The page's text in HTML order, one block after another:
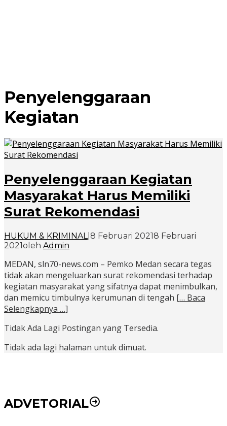
Penyelenggaraan
Kegiatan
Penyelenggaraan Kegiatan
Masyarakat Harus Memiliki
Surat Rekomendasi
HUKUM & KRIMINAL| 8 Februari 20218 Februari
2021oleh Admin
MEDAN, sln70-news.com – Pemko Medan secara tegas
tidak akan mengeluarkan surat rekomendasi terhadap
kegiatan masyarakat yang sifatnya dapat menimbulkan,
dan memicu timbulnya kerumunan di tengah [… Baca
Selengkapnya …]
Tidak Ada Lagi Postingan yang Tersedia.
Tidak ada lagi halaman untuk dimuat.
ADVETORIAL